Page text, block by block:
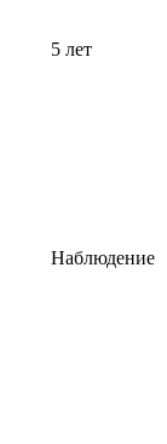
5 лет
Наблюдение